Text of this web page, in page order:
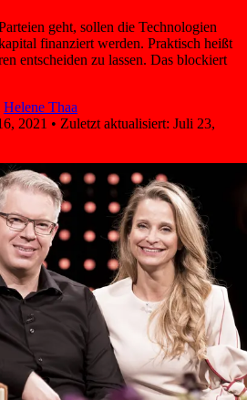
geht, sollen die Technologien
finanziert werden. Praktisch heißt
entscheiden zu lassen. Das blockiert
Helene Thaa
2021 • Zuletzt aktualisiert: Juli 23,